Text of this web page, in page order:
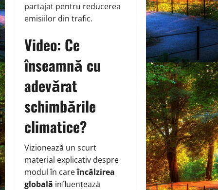
partajat pentru reducerea
emisiilor din trafic.
Video: Ce
înseamnă cu
adevărat
schimbările
climatice?
Vizionează un scurt
material explicativ despre
modul în careîncălzirea
globală influențează